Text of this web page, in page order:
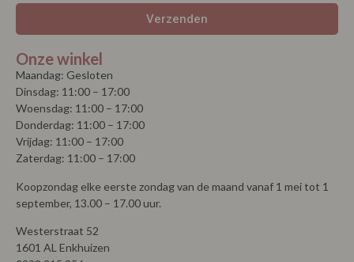
Verzenden
Onze winkel
Maandag: Gesloten
Dinsdag: 11:00 – 17:00
Woensdag: 11:00 – 17:00
Donderdag: 11:00 – 17:00
Vrijdag: 11:00 – 17:00
Zaterdag: 11:00 – 17:00
Koopzondag elke eerste zondag van de maand vanaf 1 mei tot 1
september, 13.00 – 17.00 uur.
Westerstraat 52
1601 AL Enkhuizen